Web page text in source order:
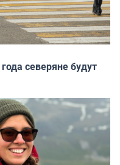
северяне будут